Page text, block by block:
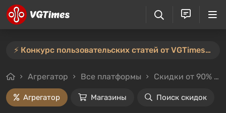
⚡️ Конкурс пользовательских статей от VGTimes продлён — участвуйте тут ⚡️
Агрегатор Все платформы Скидки от 90%
Агрегатор Магазины Поиск скидок